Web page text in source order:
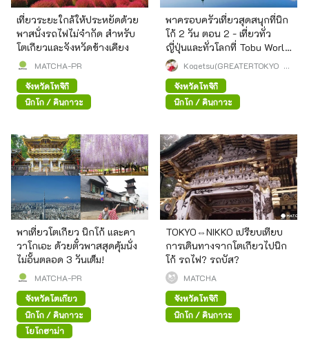
เที่ยวระยะใกล้ให้ประหยัดด้วย
พาสนั่งรถไฟไม่จำกัด สำหรับ
โตเกียวและจังหวัดข้างเคียง
MATCHA-PR
จังหวัดโทจิกิ
นิกโก / คินุกาวะ
พาครอบครัวเที่ยวสุดสนุกที่นิก
โก้ 2 วัน ตอน 2 - เที่ยวทั่ว
ญี่ปุ่นและทั่วโลกที่ Tobu World
SquareKogetsu(GREATERTOKYO_E
จังหวัดโทจิกิ
นิกโก / คินุกาวะ
พาเที่ยวโตเกียว นิกโก้ และคา
วาโกเอะ ด้วยตั๋วพาสสุดคุ้มนั่ง
ไม่อั้นตลอด 3 วันเต็ม!
MATCHA-PR
จังหวัดโตเกียว
นิกโก / คินุกาวะ
โยโกฮาม่า
TOKYO⇔NIKKO เปรียบเทียบ
การเดินทางจากโตเกียวไปนิก
โก้ รถไฟ? รถบัส?
MATCHA
จังหวัดโทจิกิ
นิกโก / คินุกาวะ